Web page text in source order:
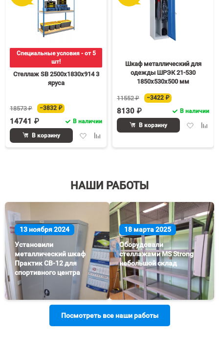
Специальные условия - от 5
шт!
Стеллаж SB 2500х1830х914 3
яруса
18573 ₽ −3832 ₽
14741 ₽ В наличии
ДобавитьДобавить
В корзину
Шкаф металлический для
одежды ШРЭК 21-530
1850х530х500 мм
11552 ₽ −3422 ₽
8130 ₽ В наличии
Добавить
В корзину
НАШИ РАБОТЫ
13 ноября 2024
Установили
металлический шкаф
Практик СВ-12 для
спортивного центра
18 марта 2025
Оборудовали
стеллажами MS Strong
небольшой склад
Посмотреть все наши работы